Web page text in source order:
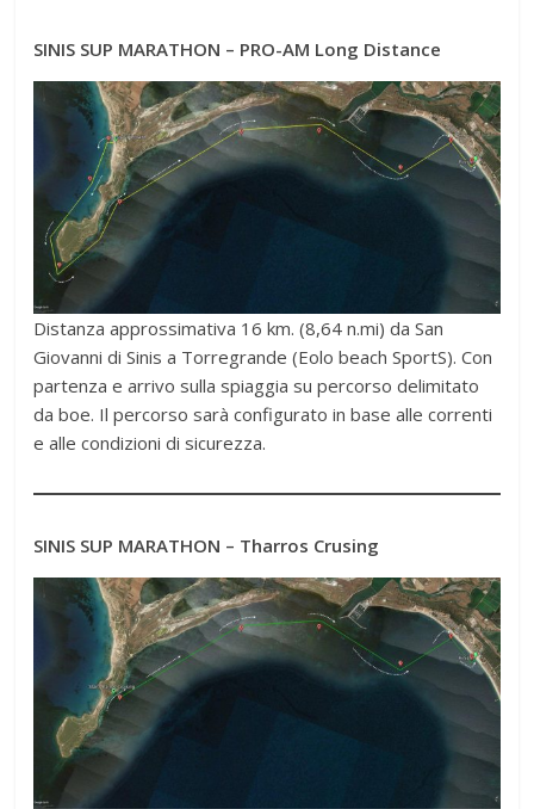
SINIS SUP MARATHON – PRO-AM Long Distance
Distanza approssimativa 16 km. (8,64 n.mi) da San
Giovanni di Sinis a Torregrande (Eolo beach SportS). Con
partenza e arrivo sulla spiaggia su percorso delimitato
da boe. Il percorso sarà configurato in base alle correnti
e alle condizioni di sicurezza.
SINIS SUP MARATHON – Tharros Crusing